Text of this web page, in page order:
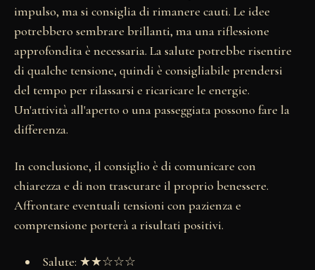
impulso, ma si consiglia di rimanere cauti. Le idee
potrebbero sembrare brillanti, ma una riflessione
approfondita è necessaria. La salute potrebbe risentire
di qualche tensione, quindi è consigliabile prendersi
del tempo per rilassarsi e ricaricare le energie.
Un'attività all'aperto o una passeggiata possono fare la
differenza.
In conclusione, il consiglio è di comunicare con
chiarezza e di non trascurare il proprio benessere.
Affrontare eventuali tensioni con pazienza e
comprensione porterà a risultati positivi.
Salute: ★★☆☆☆